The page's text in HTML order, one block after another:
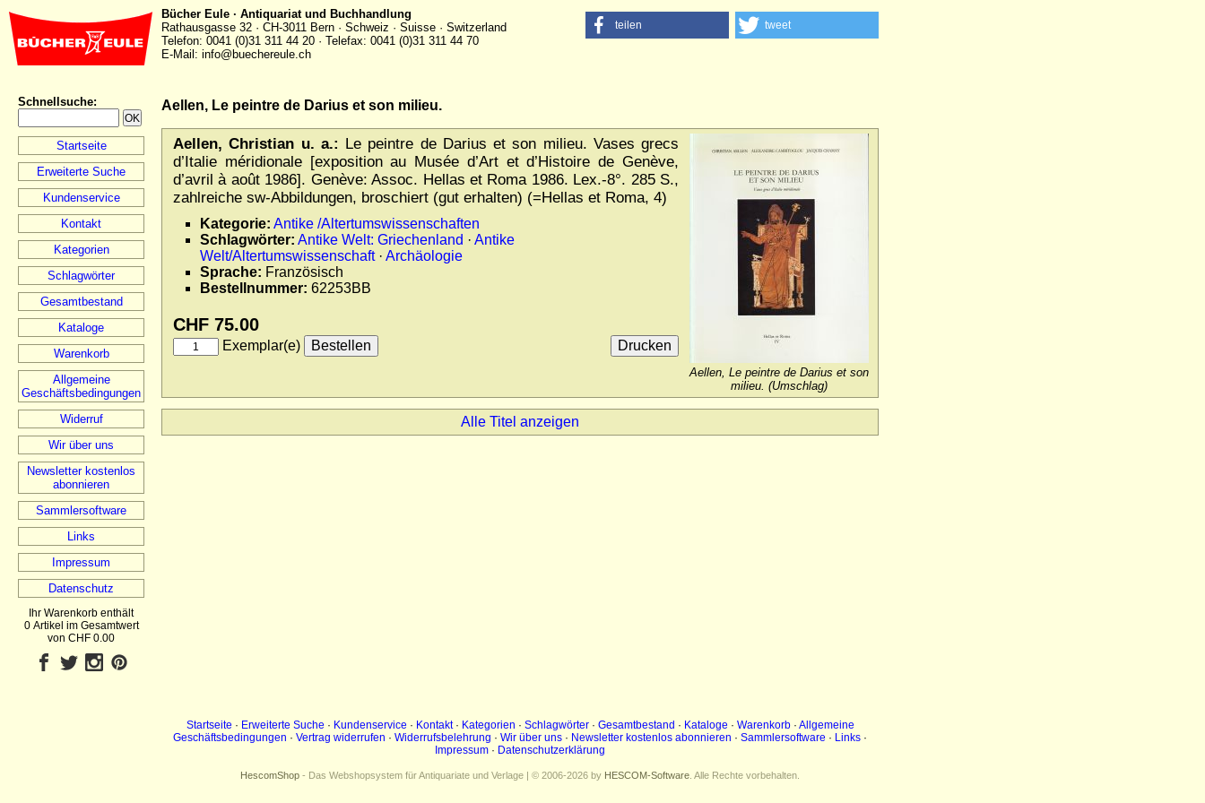
Bücher Eule · Antiquariat und Buchhandlung
Rathausgasse 32 · CH-3011 Bern · Schweiz · Suisse · Switzerland
Telefon: 0041 (0)31 311 44 20 · Telefax: 0041 (0)31 311 44 70
E-Mail: info@buechereule.ch
teilen tweet
Schnellsuche:
Startseite
Erweiterte Suche
Kundenservice
Kontakt
Kategorien
Schlagwörter
Gesamtbestand
Kataloge
Warenkorb
Allgemeine
Geschäftsbedingungen
Widerruf
Wir über uns
Newsletter kostenlos
abonnieren
Sammlersoftware
Links
Impressum
Datenschutz
Ihr Warenkorb enthält
0 Artikel im Gesamtwert
von CHF 0.00
Aellen, Le peintre de Darius et son milieu.
Aellen, Christian u. a.: Le peintre de Darius et son milieu. Vases grecs
d’Italie méridionale [exposition au Musée d’Art et d’Histoire de Genève,
d’avril à août 1986]. Genève: Assoc. Hellas et Roma 1986. Lex.-8°. 285 S.,
zahlreiche sw-Abbildungen, broschiert (gut erhalten) (=Hellas et Roma, 4)
Kategorie: Antike /Altertumswissenschaften
Schlagwörter: Antike Welt: Griechenland · Antike
Welt/Altertumswissenschaft· Archäologie
Sprache: Französisch
Bestellnummer: 62253BB
CHF 75.00
Exemplar(e)
Aellen, Le peintre de Darius et son
milieu. (Umschlag)
Alle Titel anzeigen
Startseite · Erweiterte Suche · Kundenservice · Kontakt· Kategorien · Schlagwörter· Gesamtbestand · Kataloge · Warenkorb· Allgemeine
Geschäftsbedingungen · Vertrag widerrufen · Widerrufsbelehrung · Wir über uns · Newsletter kostenlos abonnieren · Sammlersoftware · Links ·
Impressum · Datenschutzerklärung
HescomShop - Das Webshopsystem für Antiquariate und Verlage | © 2006-2026 by HESCOM-Software . Alle Rechte vorbehalten.